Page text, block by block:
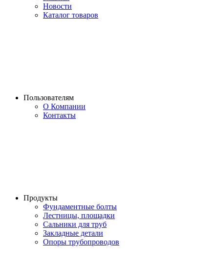
Новости
Каталог товаров
Пользователям
О Компании
Контакты
Продукты
Фундаментные болты
Лестницы, площадки
Сальники для труб
Закладные детали
Опоры трубопроводов